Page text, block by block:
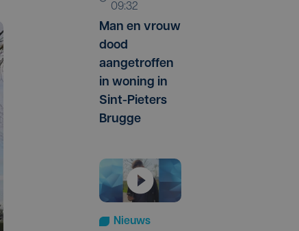
09:32
Man en vrouw
dood
aangetroffen
in woning in
Sint-Pieters
Brugge
Nieuws